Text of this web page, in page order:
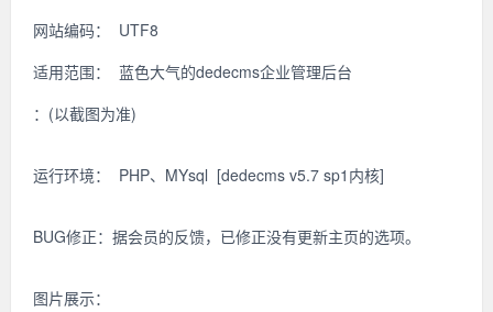
网站编码： UTF8
适用范围： 蓝色大气的dedecms企业管理后台
：(以截图为准)
运行环境： PHP、MYsql [dedecms v5.7 sp1内核]
BUG修正：据会员的反馈，已修正没有更新主页的选项。
图片展示：